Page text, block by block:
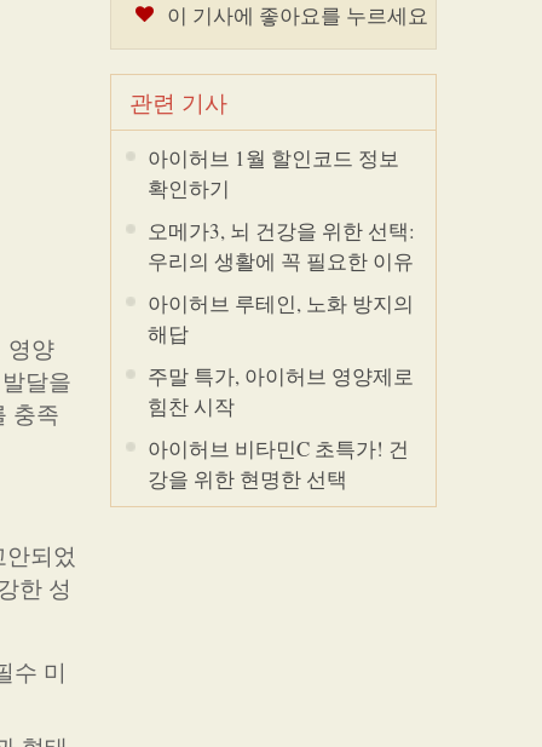
영양
달을
충족
되었
한 성
수 미
이 기사에 좋아요를 누르세요
관련 기사
아이허브 1월 할인코드 정보
확인하기
오메가3, 뇌 건강을 위한 선택:
우리의 생활에 꼭 필요한 이유
아이허브 루테인, 노화 방지의
해답
주말 특가, 아이허브 영양제로
힘찬 시작
아이허브 비타민C 초특가! 건
강을 위한 현명한 선택